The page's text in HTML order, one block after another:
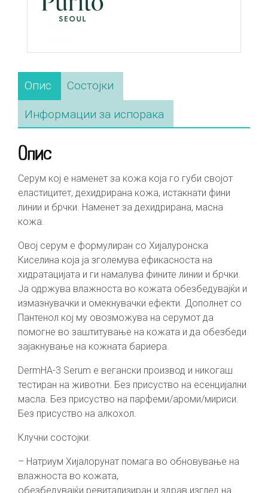
Опис Состојки
Информации за испорака
Опис
Серум кој е наменет за кожа која го губи својот
еластицитет, дехидрирана кожа, истакнати фини
линии и брчки. Наменет за дехидрирана, масна
кожа.
Овој серум е формулиран со Хијалуронска
Киселина која ја зголемува ефикасноста на
хидратацијата и ги намалува фините линии и брчки.
Ја одржува влажноста во кожата обезбедувајќи и
измазнувачки и омекнувачки ефекти. Дополнет со
Пантенол кој му овозможува на серумот да
помогне во заштитување на кожата и да обезбеди
зајакнување на кожната бариера.
DermHA-3 Serum е вегански производ и никогаш
тестиран на животни. Без присуство на есенцијални
масла. Без присуство на парфеми/ароми/мириси.
Без присуство на алкохол.
Клучни состојки:
– Натриум Хијалорунат помага во обновување на
влажноста во кожата,
обезбедувајќи ревитализиран и здрав изглед на